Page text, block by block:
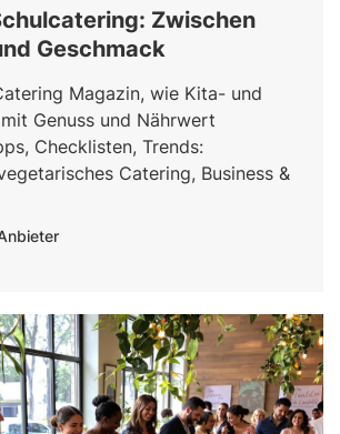
Zwischen
Geschmack
Magazin, wie Kita- und
Genuss und Nährwert
Checklisten, Trends:
Catering, Business &